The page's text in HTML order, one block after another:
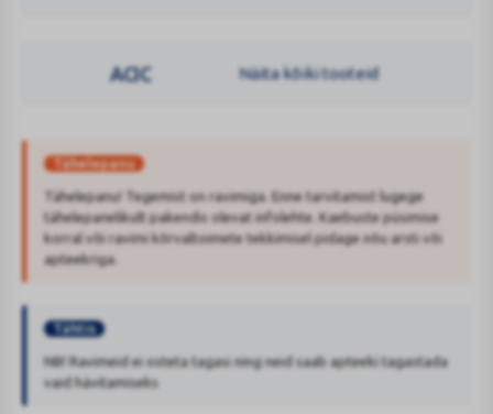
ACIC Näita kõiki tooteid
Tähelepanu
Tähelepanu! Tegemist on ravimiga. Enne tarvitamist lugege
tähelepanelikult pakendis olevat infolehte. Kaebuste püsimise
korral või ravimi kõrvaltoimete tekkimisel pidage nõu arsti või
apteekriga.
Tähtis
NB! Ravimeid ei osteta tagasi ning neid saab apteeki tagastada
vaid hävitamiseks